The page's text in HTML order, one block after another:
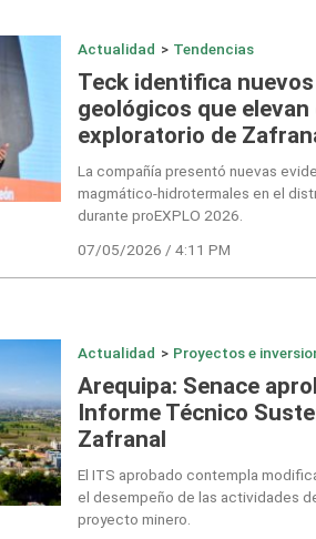
Actualidad > Tendencias
Teck identifica
geológicos que
exploratorio de
La compañía presentó nuevas
magmático-hidrotermales en el
durante proEXPLO 2026.
07/05/2026 / 4:11 PM
Actualidad > Proyectos e
Arequipa: Senace
Informe Técnico
Zafranal
El ITS aprobado contempla
el desempeño de las actividades
proyecto minero.